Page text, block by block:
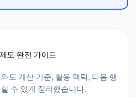
도 완전 가이드
도 계산 기준, 활용 맥락, 다음 행
수 있게 정리했습니다.